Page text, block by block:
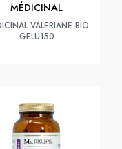
MÉDICINAL
VALERIANE BIO
GELU150